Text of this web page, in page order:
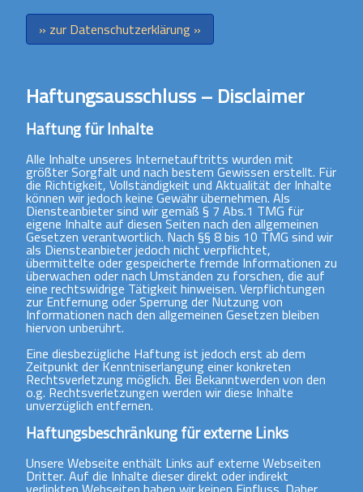
» zur Datenschutzerklärung »
Haftungsausschluss – Disclaimer
Haftung für Inhalte
Alle Inhalte unseres Internetauftritts wurden mit
größter Sorgfalt und nach bestem Gewissen erstellt. Für
die Richtigkeit, Vollständigkeit und Aktualität der Inhalte
können wir jedoch keine Gewähr übernehmen. Als
Diensteanbieter sind wir gemäß § 7 Abs.1 TMG für
eigene Inhalte auf diesen Seiten nach den allgemeinen
Gesetzen verantwortlich. Nach §§ 8 bis 10 TMG sind wir
als Diensteanbieter jedoch nicht verpflichtet,
übermittelte oder gespeicherte fremde Informationen zu
überwachen oder nach Umständen zu forschen, die auf
eine rechtswidrige Tätigkeit hinweisen. Verpflichtungen
zur Entfernung oder Sperrung der Nutzung von
Informationen nach den allgemeinen Gesetzen bleiben
hiervon unberührt.
Eine diesbezügliche Haftung ist jedoch erst ab dem
Zeitpunkt der Kenntniserlangung einer konkreten
Rechtsverletzung möglich. Bei Bekanntwerden von den
o.g. Rechtsverletzungen werden wir diese Inhalte
unverzüglich entfernen.
Haftungsbeschränkung für externe Links
Unsere Webseite enthält Links auf externe Webseiten
Dritter. Auf die Inhalte dieser direkt oder indirekt